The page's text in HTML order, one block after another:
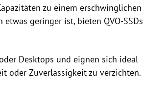
zu einem erschwinglichen
geringer ist, bieten QVO-SSDs
Desktops und eignen sich ideal
oder Zuverlässigkeit zu verzichten.